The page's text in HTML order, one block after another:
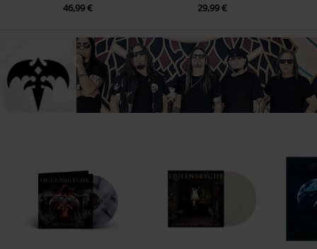
46,99 € 29,99 €